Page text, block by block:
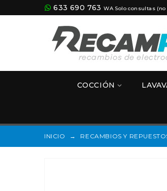
633 690 763 WA Solo consultas
COCCIÓN
INICIO → RECAMBIOS Y